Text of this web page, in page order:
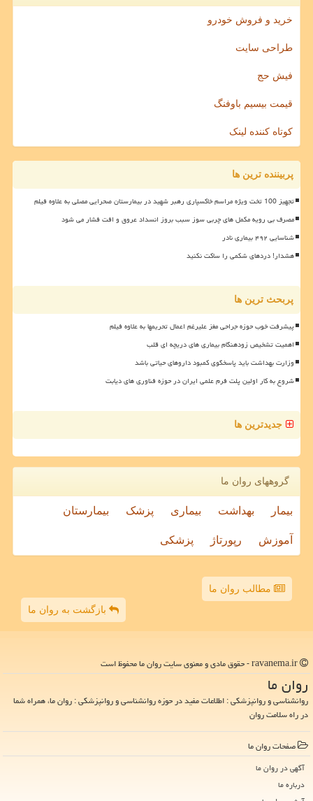
خرید و فروش خودرو
طراحی سایت
فیش حج
قیمت بیسیم باوفنگ
کوتاه کننده لینک
پربیننده ترین ها
تجهیز 100 تخت ویژه مراسم خاکسپاری رهبر شهید در بیمارستان صحرایی مصلی به علاوه فیلم
مصرف بی رویه مکمل های چربی سوز سبب بروز انسداد عروق و افت فشار می شود
شناسایی ۴۹۲ بیماری نادر
هشدار! دردهای شکمی را ساکت نکنید
پربحث ترین ها
پیشرفت خوب حوزه جراحی مغز علیرغم اعمال تحریمها به علاوه فیلم
اهمیت تشخیص زودهنگام بیماری های دریچه ای قلب
وزارت بهداشت باید پاسخگوی کمبود داروهای حیاتی باشد
شروع به کار اولین پلت فرم علمی ایران در حوزه فناوری های دیابت
جدیدترین ها
گروههای روان ما
بیمار بهداشت بیماری پزشک بیمارستان
آموزش رپورتاژ پزشکی
مطالب روان ما
بازگشت به روان ما
روان ما
روانشناسی و روانپزشکی : اطلاعات مفید در حوزه روانشناسی و روانپزشکی : روان ما، همراه شما
در راه سلامت روان
صفحات روان ما
آگهی در روان ما
درباره ما